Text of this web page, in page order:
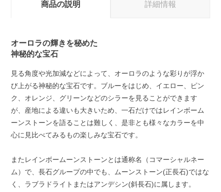
商品の説明 詳細情報
オーロラの輝きを秘めた
神秘的な宝石
見る角度や光加減などによって、オーロラのような彩りが浮か
び上がる神秘的な宝石です。ブルーをはじめ、イエロー、ピン
ク、オレンジ、グリーンなどのシラーを見ることができます
が、産地による違いも大きいため、一石だけではレインボーム
ーンストーンを語ることは難しく、是非とも様々なカラーを中
心に見比べてみるもの楽しみな宝石です。
またレインボームーンストーンとは通称名（コマーシャルネー
ム）で、長石グループの中でも、ムーンストーン(正長石)ではな
く、ラブラドライトまたはアンデシン(斜長石)に属します。